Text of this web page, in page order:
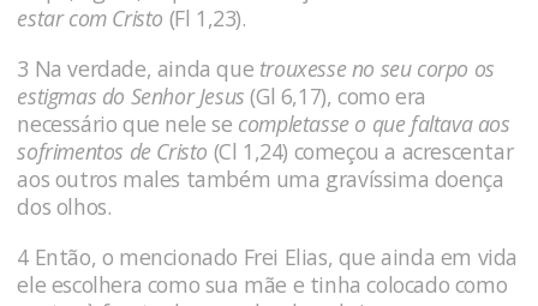
estar com Cristo (Fl 1,23).
3 Na verdade, ainda que trouxesse no seu corpo os
estig­mas do Senhor Jesus(Gl 6,17), como era
necessário que nele se com­pletasse o que faltava aos
sofrimentos de Cristo (Cl 1,24) começou a acrescentar
aos outros males também uma gravíssima doença
dos olhos.
4 Então, o mencionado Frei Elias, que ainda em vida
ele esco­lhera como sua mãe e tinha colocado como